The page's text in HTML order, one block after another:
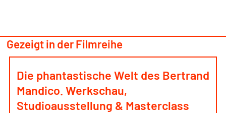
Gezeigt in der Filmreihe
Die phantastische Welt des Bertrand
Mandico. Werkschau,
Studioausstellung & Masterclass